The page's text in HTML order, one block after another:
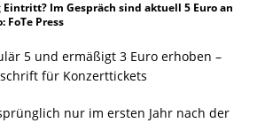
Im Gespräch sind aktuell 5 Euro an
Press
5 und ermäßigt 3 Euro erhoben –
für Konzerttickets
nur im ersten Jahr nach der